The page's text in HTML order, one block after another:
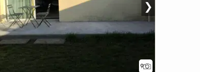
9
❯